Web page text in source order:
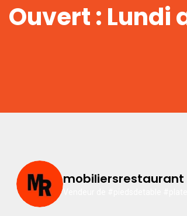
Ouvert : Lundi
mobiliersrestaurant